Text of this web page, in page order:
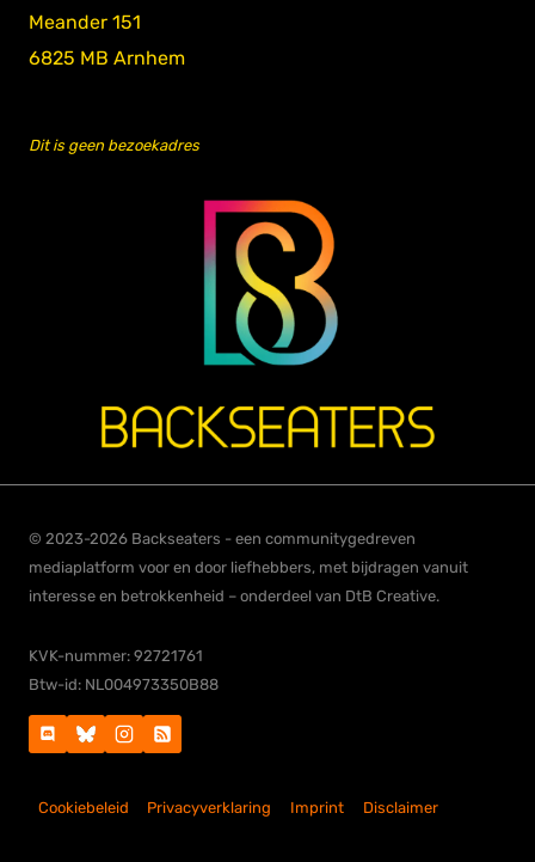
Meander 151
6825 MB Arnhem
Dit is geen bezoekadres
© 2023-2026 Backseaters - een communitygedreven
mediaplatform voor en door liefhebbers, met bijdragen vanuit
interesse en betrokkenheid – onderdeel van DtB Creative.
KVK-nummer: 92721761
Btw-id: NL004973350B88
Cookiebeleid Privacyverklaring Imprint Disclaimer